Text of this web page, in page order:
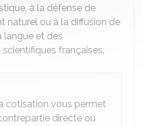
à la défense de
naturel ou à la diffusion de
langue et des
françaises.
cotisation vous permet
directe ou